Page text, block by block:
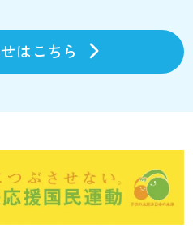
はこちら